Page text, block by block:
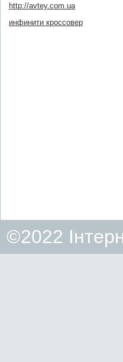
http://avtey.com.ua
инфинити кроссовер
©2022